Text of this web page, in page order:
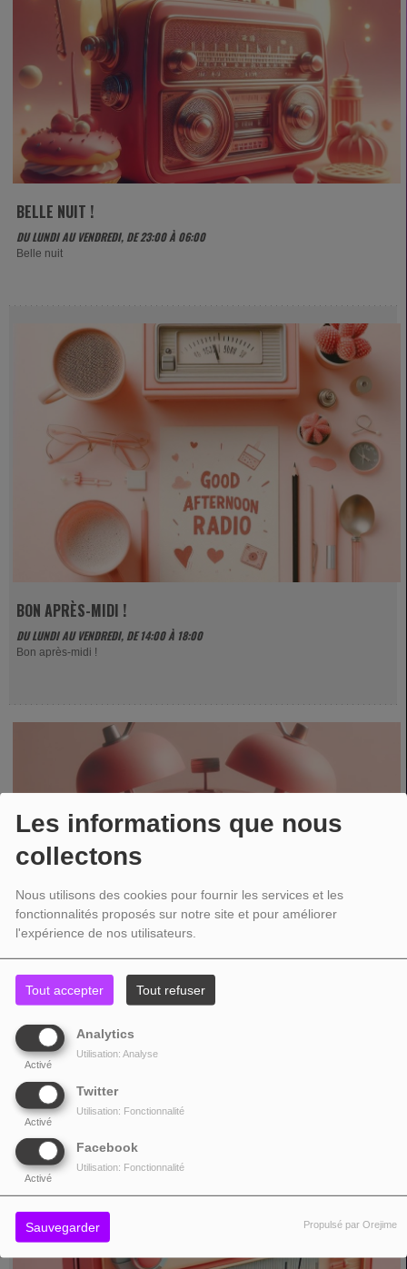
Les informations que nous
collectons
Nous utilisons des cookies pour fournir les services et les
fonctionnalités proposés sur notre site et pour améliorer
l'expérience de nos utilisateurs.
Tout accepter Tout refuser
Analytics
Activé
Utilisation: Analyse
Twitter
Activé
Utilisation: Fonctionnalité
Facebook
Activé
Utilisation: Fonctionnalité
Sauvegarder Propulsé par Orejime
BELLE NUIT !
DU LUNDI AU VENDREDI, DE 23:00 À 06:00
Belle nuit
BON APRÈS-MIDI !
DU LUNDI AU VENDREDI, DE 14:00 À 18:00
Bon après-midi !
BON RÉVEIL !
DU LUNDI AU VENDREDI, DE 06:00 À 09:00
LBon réveil !